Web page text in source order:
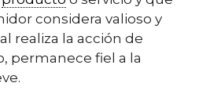
considera valioso y
realiza la acción de
permanece fiel a la